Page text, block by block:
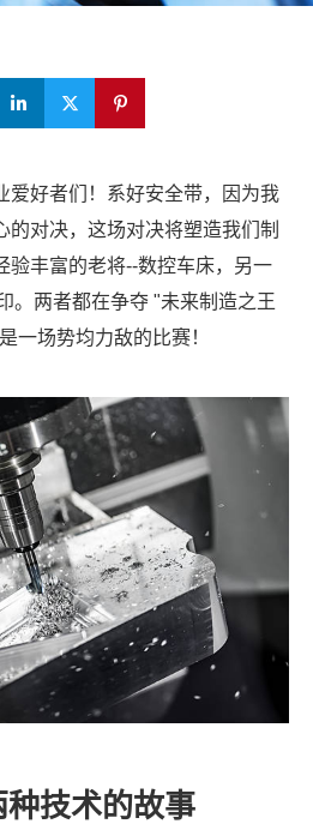
爱好者们！系好安全带，因为我
的对决，这场对决将塑造我们制
验丰富的老将--数控车床，另一
。两者都在争夺 "未来制造之王
一场势均力敌的比赛！
技术的故事